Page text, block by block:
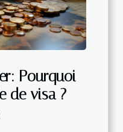
Pourquoi
de visa ?